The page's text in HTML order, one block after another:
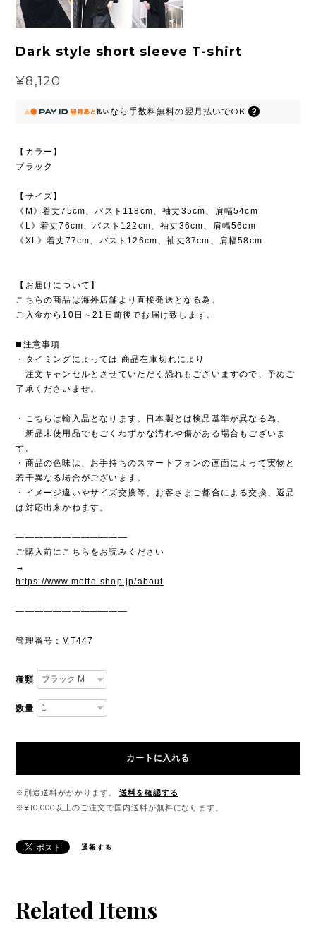
Dark style short sleeve T-shirt
¥8,120
なら 手数料無料の翌月払いでOK
【カラー】
ブラック
【サイズ】
《M》着丈75cm、バスト118cm、袖丈35cm、肩幅54cm
《L》着丈76cm、バスト122cm、袖丈36cm、肩幅56cm
《XL》着丈77cm、バスト126cm、袖丈37cm、肩幅58cm
【お届けについて】
こちらの商品は海外店舗より直接発送となる為、
ご入金から10日～21日前後でお届け致します。
◼️注意事項
・タイミングによっては 商品在庫切れにより
注文キャンセルとさせていただく恐れもございますので、予めご
了承くださいませ。
・こちらは輸入品となります。日本製とは検品基準が異なる為、
新品未使用品でもごくわずかな汚れや傷がある場合もございま
す。
・商品の色味は、お手持ちのスマートフォンの画面によって実物と
若干異なる場合がございます。
・イメージ違いやサイズ交換等、お客さまご都合による交換、返品
は対応出来かねます。
————————————
ご購入前にこちらをお読みください
→
https://www.motto-shop.jp/about
————————————
管理番号：MT447
種類
数量
カートに入れる
※別途送料がかかります。
送料を確認する
※¥10,000以上のご注文で国内送料が無料になります。
通報する
Related Items